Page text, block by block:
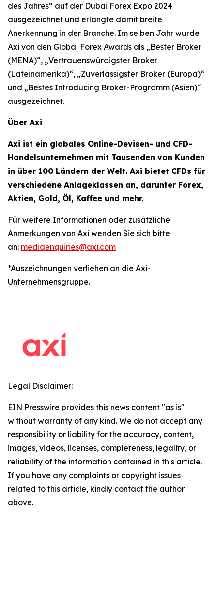
des Jahres” auf der Dubai Forex Expo 2024
ausgezeichnet und erlangte damit breite
Anerkennung in der Branche. Im selben Jahr wurde
Axi von den Global Forex Awards als „Bester Broker
(MENA)“, „Vertrauenswürdigster Broker
(Lateinamerika)“, „Zuverlässigster Broker (Europa)“
und „Bestes Introducing Broker-Programm (Asien)“
ausgezeichnet.
Über Axi
Axi ist ein globales Online-Devisen- und CFD-
Handelsunternehmen mit Tausenden von Kunden
in über 100 Ländern der Welt. Axi bietet CFDs für
verschiedene Anlageklassen an, darunter Forex,
Aktien, Gold, Öl, Kaffee und mehr.
Für weitere Informationen oder zusätzliche
Anmerkungen von Axi wenden Sie sich bitte
an: mediaenquiries@axi.com
*Auszeichnungen verliehen an die Axi-
Unternehmensgruppe.
Legal Disclaimer:
EIN Presswire provides this news content "as is"
without warranty of any kind. We do not accept any
responsibility or liability for the accuracy, content,
images, videos, licenses, completeness, legality, or
reliability of the information contained in this article.
If you have any complaints or copyright issues
related to this article, kindly contact the author
above.